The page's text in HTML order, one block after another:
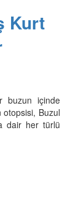
Kurt
buzun içinde
Buzul
dair her türlü